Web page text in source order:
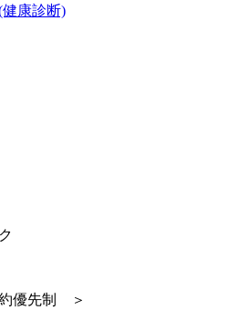
康診断)
優先制 ＞